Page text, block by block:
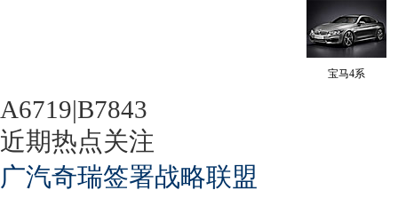
宝马4系
A6719|B7843
近期热点关注
广汽奇瑞签署战略联盟